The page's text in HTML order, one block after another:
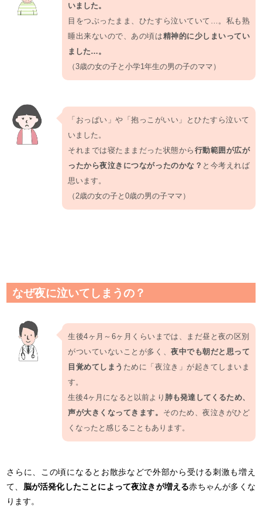
いました。
目をつぶったまま、ひたすら泣いていて…。私も熟
睡出来ないので、あの頃は精神的に少しまいってい
ました…。
（3歳の女の子と小学1年生の男の子のママ）
「おっぱい」や「抱っこがいい」とひたすら泣いて
いました。
それまでは寝たままだった状態から 行動範囲が広が
ったから夜泣きにつながったのかな？ と今考えれば
思います。
（2歳の女の子と0歳の男の子ママ）
なぜ夜に泣いてしまうの？
生後4ヶ月～6ヶ月くらいまでは、まだ昼と夜の区別
がついていないことが多く、夜中でも朝だと思って
目覚めてしまう ために「夜泣き」が起きてしまいま
す。
生後4ヶ月になると以前より 肺も発達してくるため、
声が大きくなってきます。 そのため、夜泣きがひど
くなったと感じることもあります。
さらに、この頃になるとお散歩などで外部から受ける刺激も増え
て、 脳が活発化したことによって夜泣きが増える赤ちゃんが多くな
ります。